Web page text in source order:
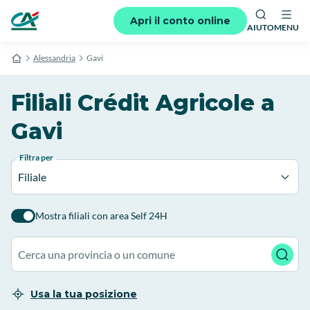
Apri il conto online
AIUTOMENU
Alessandria Gavi
Filiali Crédit Agricole a
Gavi
Filtra per
Filiale
Mostra filiali con area Self 24H
Usa la tua posizione